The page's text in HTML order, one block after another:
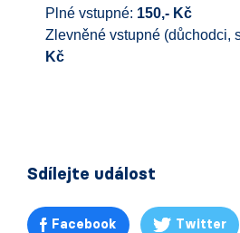
Plné vstupné: 150,- Kč
Zlevněné vstupné (důchodci,
Kč
Sdílejte událost
Facebook Twitter